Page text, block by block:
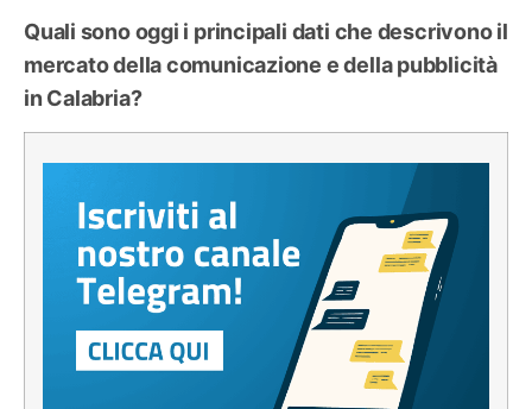
Quali sono oggi i principali dati che descrivono il
mercato della comunicazione e della pubblicità
in Calabria?